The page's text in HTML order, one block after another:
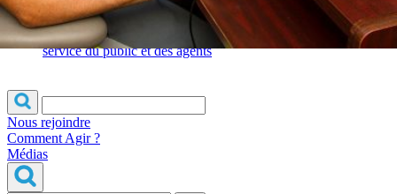
Contractuels
|
Le dialogue social engagé pour une Intelligence Artificielle au
service du public et des agents
Nous rejoindre
Comment Agir ?
Médias